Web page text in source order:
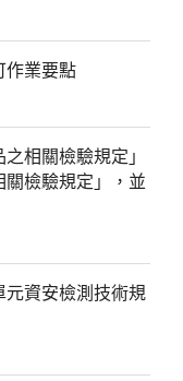
作業要點
相關檢驗規定」
關檢驗規定」，並
元資安檢測技術規